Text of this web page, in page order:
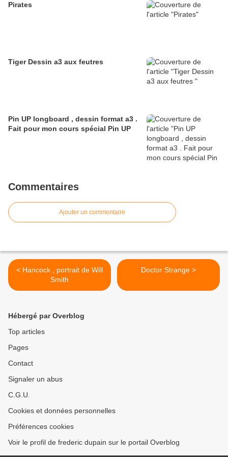
Pirates
Tiger Dessin a3 aux feutres
Pin UP longboard , dessin format a3 .
Fait pour mon cours spécial Pin UP
Commentaires
Ajouter un commentaire
< Hancock , portrait de Will
Smith
Doctor Strange >
Hébergé par Overblog
Top articles
Pages
Contact
Signaler un abus
C.G.U.
Cookies et données personnelles
Préférences cookies
Voir le profil de frederic dupain sur le portail Overblog